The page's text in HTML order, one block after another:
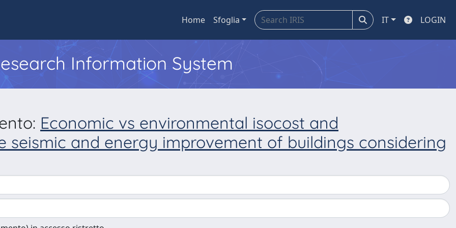
Home Sfoglia IT LOGIN
Information System
Economic vs environmental isocost and
seismic and energy improvement of buildings considering